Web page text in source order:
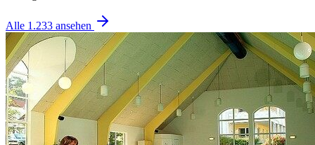
Alle 1.233 ansehen